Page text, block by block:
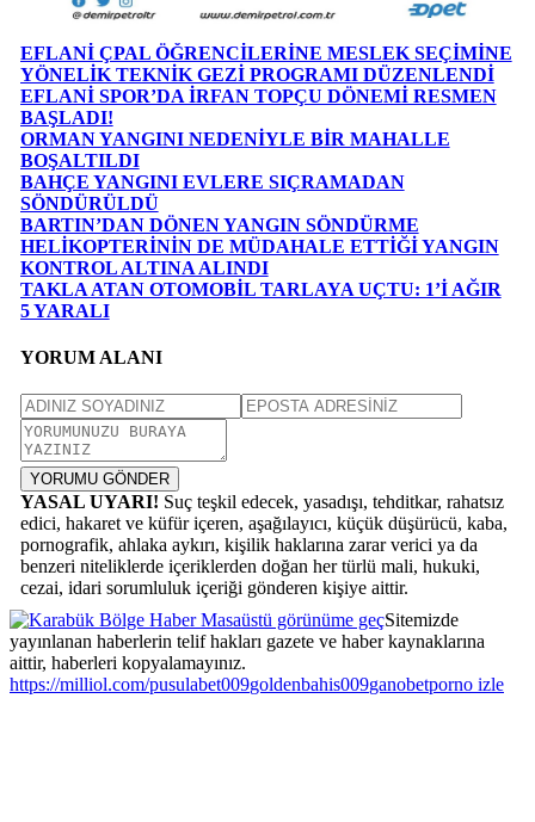
EFLANİ ÇPAL ÖĞRENCİLERİNE MESLEK SEÇİMİNE
YÖNELİK TEKNİK GEZİ PROGRAMI DÜZENLENDİ
EFLANİ SPOR’DA İRFAN TOPÇU DÖNEMİ RESMEN
BAŞLADI!
ORMAN YANGINI NEDENİYLE BİR MAHALLE
BOŞALTILDI
BAHÇE YANGINI EVLERE SIÇRAMADAN
SÖNDÜRÜLDÜ
BARTIN’DAN DÖNEN YANGIN SÖNDÜRME
HELİKOPTERİNİN DE MÜDAHALE ETTİĞİ YANGIN
KONTROL ALTINA ALINDI
TAKLA ATAN OTOMOBİL TARLAYA UÇTU: 1’İ AĞIR
5 YARALI
YORUM ALANI
YORUMU GÖNDER
YASAL UYARI! Suç teşkil edecek, yasadışı, tehditkar, rahatsız
edici, hakaret ve küfür içeren, aşağılayıcı, küçük düşürücü, kaba,
pornografik, ahlaka aykırı, kişilik haklarına zarar verici ya da
benzeri niteliklerde içeriklerden doğan her türlü mali, hukuki,
cezai, idari sorumluluk içeriği gönderen kişiye aittir.
Masaüstü görünüme geçSitemizde
yayınlanan haberlerin telif hakları gazete ve haber kaynaklarına
aittir, haberleri kopyalamayınız.
escort
grandpashabet
escort
Grandpashabet
grandpashabet
grandpashabet
Jojobet
pusulabet
https://milliol.com/jojobet
jojobet
pusulabet009goldenbahis009ganobetbursa
child
superbetin
aaa
pusulabet
matbet
imajbet
holiganbet
jojobet
child
kavbet
jojobet
jojobet
jojobet
tipobet
pusulabet
child
jojobet
holiganbet
holiganbet
jojobet
jojobet
jojobet
1win
1win
betgit
1win
romabet
gameofbet
1win
radissonbet
radissonbet
1win
holiganbet
gameofbet
teosbet
wbahis
amkbet
sekabet
sekabet
vdcasino
betcio
vdcasino
vdcasino
bettilt
betgit
teosbet
holiganbet
betgit
betpuan
holiganbet
cratosroyalbet
betpuan
cratosroyalbet
cratosroyalbet
bettilt
betcio
porno izle
escort konyagrandpashabetescort bayanGrandpashabet